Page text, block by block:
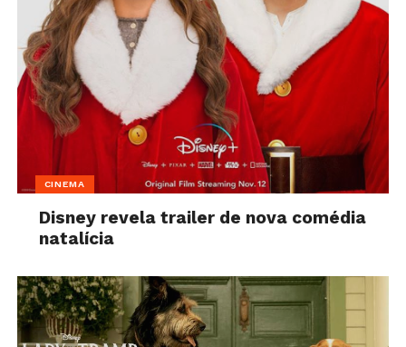
CINEMA
Disney revela trailer de nova comédia
natalícia